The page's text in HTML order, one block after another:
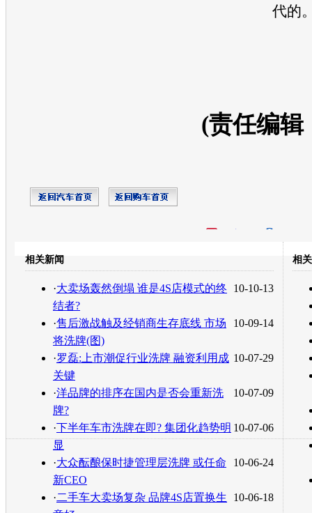
代的
(责任编辑
转发至：
相关新闻
10-10-13
·大卖场轰然倒塌 谁是4S店模式的终
结者?
10-09-14
·售后激战触及经销商生存底线 市场
将洗牌(图)
10-07-29
·罗磊:上市潮促行业洗牌 融资利用成
关键
10-07-09
·洋品牌的排序在国内是否会重新洗
牌?
10-07-06
·下半年车市洗牌在即? 集团化趋势明
显
10-06-24
·大众酝酿保时捷管理层洗牌 或任命
新CEO
10-06-18
·二手车大卖场复杂 品牌4S店置换生
相